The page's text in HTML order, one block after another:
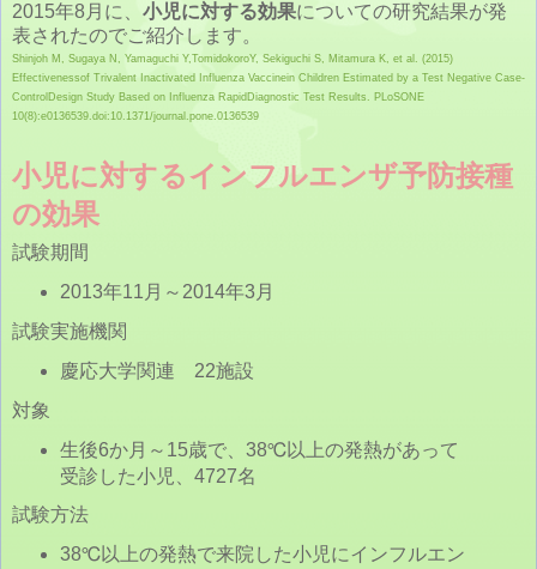
2015年8月に、 小児に対する効果についての研究結果が発
表されたのでご紹介します。
Shinjoh M, Sugaya N, Yamaguchi Y,TomidokoroY, Sekiguchi S, Mitamura K, et al. (2015)
Effectivenessof Trivalent Inactivated Influenza Vaccinein Children Estimated by a Test Negative Case-
ControlDesign Study Based on Influenza RapidDiagnostic Test Results. PLoSONE
10(8):e0136539.doi:10.1371/journal.pone.0136539
小児に対するインフルエンザ予防接種
の効果
試験期間
2013年11月～2014年3月
試験実施機関
慶応大学関連 22施設
対象
生後6か月～15歳で、38℃以上の発熱があって
受診した小児、4727名
試験方法
38℃以上の発熱で来院した小児にインフルエン